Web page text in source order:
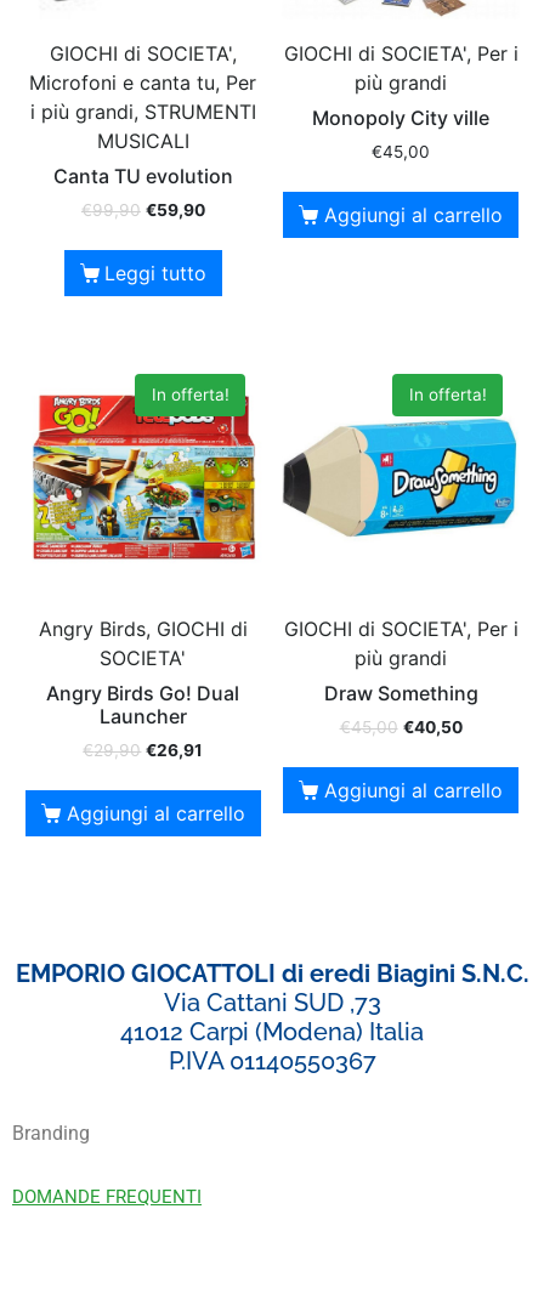
GIOCHI di SOCIETA',
Microfoni e canta tu, Per
i più grandi, STRUMENTI
MUSICALI
Canta TU evolution
€99,90 €59,90
Leggi tutto
GIOCHI di SOCIETA', Per i
più grandi
Monopoly City ville
€45,00
Aggiungi al carrello
In offerta!
Angry Birds, GIOCHI di
SOCIETA'
Angry Birds Go! Dual
Launcher
€29,90 €26,91
Aggiungi al carrello
In offerta!
GIOCHI di SOCIETA', Per i
più grandi
Draw Something
€45,00 €40,50
Aggiungi al carrello
EMPORIO GIOCATTOLI di eredi Biagini S.N.C.
Via Cattani SUD ,73
41012 Carpi (Modena) Italia
P.IVA 01140550367
Branding
DOMANDE FREQUENTI